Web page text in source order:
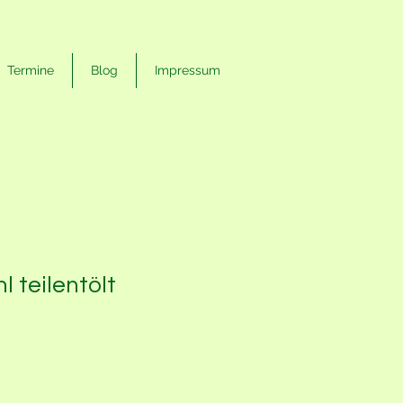
Termine Blog Impressum
teilentölt